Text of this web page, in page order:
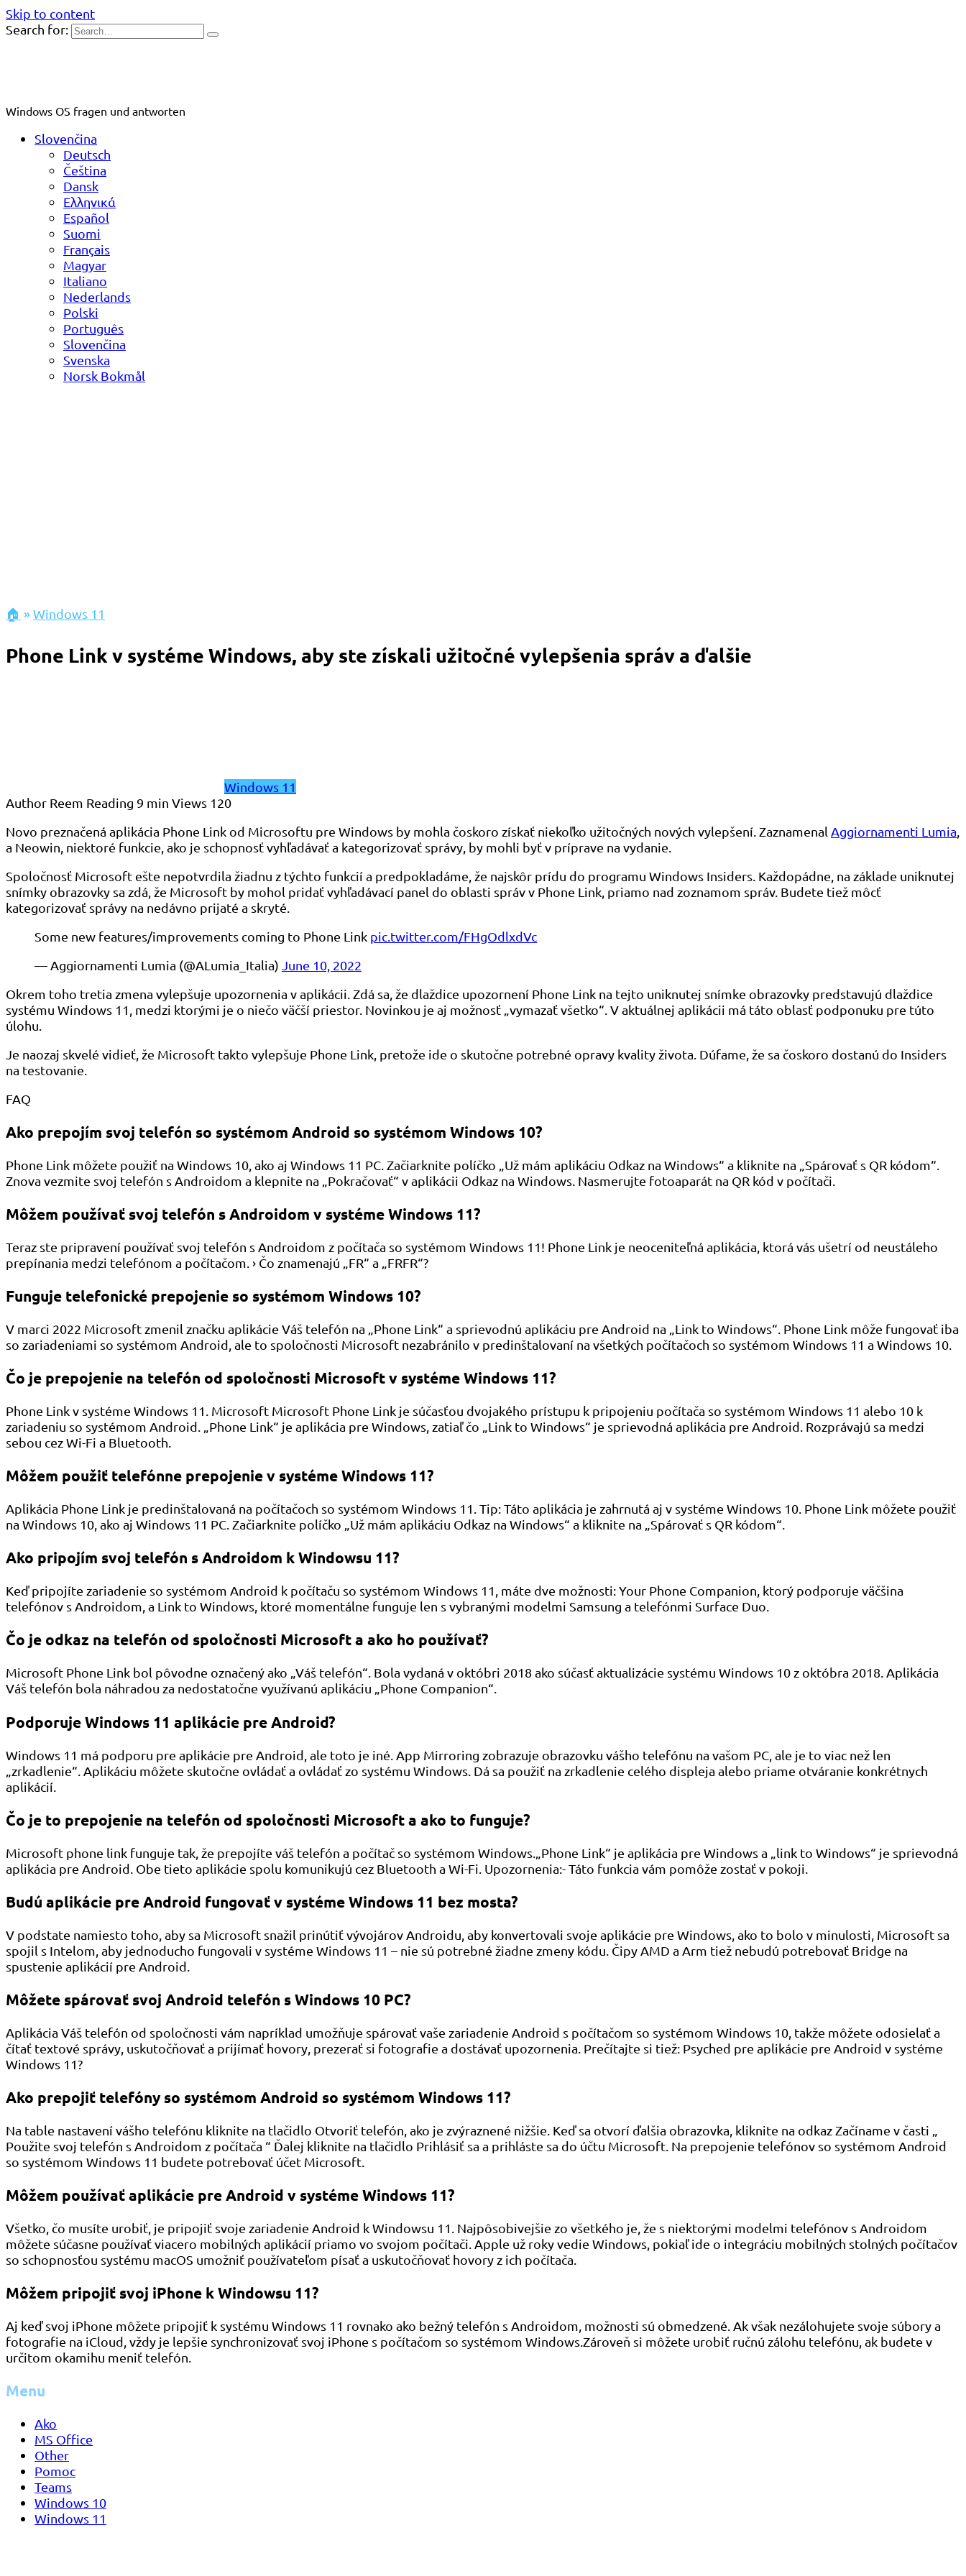
Skip to content
Search for:
Windows OS fragen und antworten
Slovenčina
Deutsch
Čeština
Dansk
Ελληνικά
Español
Suomi
Français
Magyar
Italiano
Nederlands
Polski
Português
Slovenčina
Svenska
Norsk Bokmål
🏠 »Windows 11
Phone Link v systéme Windows, aby ste získali užitočné vylepšenia správ a ďalšie
Windows 11
Author Reem Reading 9 min Views 120
Novo preznačená aplikácia Phone Link od Microsoftu pre Windows by mohla čoskoro získať niekoľko užitočných nových vylepšení. Zaznamenal Aggiornamenti Lumia
a Neowin, niektoré funkcie, ako je schopnosť vyhľadávať a kategorizovať správy, by mohli byť v príprave na vydanie.
Spoločnosť Microsoft ešte nepotvrdila žiadnu z týchto funkcií a predpokladáme, že najskôr prídu do programu Windows Insiders. Každopádne, na základe uniknutej
snímky obrazovky sa zdá, že Microsoft by mohol pridať vyhľadávací panel do oblasti správ v Phone Link, priamo nad zoznamom správ. Budete tiež môcť
kategorizovať správy na nedávno prijaté a skryté.
Some new features/improvements coming to Phone Link pic.twitter.com/FHgOdlxdVc
— Aggiornamenti Lumia (@ALumia_Italia) June 10, 2022
Okrem toho tretia zmena vylepšuje upozornenia v aplikácii. Zdá sa, že dlaždice upozornení Phone Link na tejto uniknutej snímke obrazovky predstavujú dlaždice
systému Windows 11, medzi ktorými je o niečo väčší priestor. Novinkou je aj možnosť „vymazať všetko“. V aktuálnej aplikácii má táto oblasť podponuku pre túto
úlohu.
Je naozaj skvelé vidieť, že Microsoft takto vylepšuje Phone Link, pretože ide o skutočne potrebné opravy kvality života. Dúfame, že sa čoskoro dostanú do Insiders
na testovanie.
FAQ
Ako prepojím svoj telefón so systémom Android so systémom Windows 10?
Phone Link môžete použiť na Windows 10, ako aj Windows 11 PC. Začiarknite políčko „Už mám aplikáciu Odkaz na Windows“ a kliknite na „Spárovať s QR kódom“.
Znova vezmite svoj telefón s Androidom a klepnite na „Pokračovať“ v aplikácii Odkaz na Windows. Nasmerujte fotoaparát na QR kód v počítači.
Môžem používať svoj telefón s Androidom v systéme Windows 11?
Teraz ste pripravení používať svoj telefón s Androidom z počítača so systémom Windows 11! Phone Link je neoceniteľná aplikácia, ktorá vás ušetrí od neustáleho
prepínania medzi telefónom a počítačom. › Čo znamenajú „FR“ a „FRFR“?
Funguje telefonické prepojenie so systémom Windows 10?
V marci 2022 Microsoft zmenil značku aplikácie Váš telefón na „Phone Link“ a sprievodnú aplikáciu pre Android na „Link to Windows“. Phone Link môže fungovať iba
so zariadeniami so systémom Android, ale to spoločnosti Microsoft nezabránilo v predinštalovaní na všetkých počítačoch so systémom Windows 11 a Windows 10.
Čo je prepojenie na telefón od spoločnosti Microsoft v systéme Windows 11?
Phone Link v systéme Windows 11. Microsoft Microsoft Phone Link je súčasťou dvojakého prístupu k pripojeniu počítača so systémom Windows 11 alebo 10 k
zariadeniu so systémom Android. „Phone Link“ je aplikácia pre Windows, zatiaľ čo „Link to Windows“ je sprievodná aplikácia pre Android. Rozprávajú sa medzi
sebou cez Wi-Fi a Bluetooth.
Môžem použiť telefónne prepojenie v systéme Windows 11?
Aplikácia Phone Link je predinštalovaná na počítačoch so systémom Windows 11. Tip: Táto aplikácia je zahrnutá aj v systéme Windows 10. Phone Link môžete použiť
na Windows 10, ako aj Windows 11 PC. Začiarknite políčko „Už mám aplikáciu Odkaz na Windows“ a kliknite na „Spárovať s QR kódom“.
Ako pripojím svoj telefón s Androidom k Windowsu 11?
Keď pripojíte zariadenie so systémom Android k počítaču so systémom Windows 11, máte dve možnosti: Your Phone Companion, ktorý podporuje väčšina
telefónov s Androidom, a Link to Windows, ktoré momentálne funguje len s vybranými modelmi Samsung a telefónmi Surface Duo.
Čo je odkaz na telefón od spoločnosti Microsoft a ako ho používať?
Microsoft Phone Link bol pôvodne označený ako „Váš telefón“. Bola vydaná v októbri 2018 ako súčasť aktualizácie systému Windows 10 z októbra 2018. Aplikácia
Váš telefón bola náhradou za nedostatočne využívanú aplikáciu „Phone Companion“.
Podporuje Windows 11 aplikácie pre Android?
Windows 11 má podporu pre aplikácie pre Android, ale toto je iné. App Mirroring zobrazuje obrazovku vášho telefónu na vašom PC, ale je to viac než len
„zrkadlenie“. Aplikáciu môžete skutočne ovládať a ovládať zo systému Windows. Dá sa použiť na zrkadlenie celého displeja alebo priame otváranie konkrétnych
aplikácií.
Čo je to prepojenie na telefón od spoločnosti Microsoft a ako to funguje?
Microsoft phone link funguje tak, že prepojíte váš telefón a počítač so systémom Windows.„Phone Link“ je aplikácia pre Windows a „link to Windows“ je sprievodná
aplikácia pre Android. Obe tieto aplikácie spolu komunikujú cez Bluetooth a Wi-Fi. Upozornenia:- Táto funkcia vám pomôže zostať v pokoji.
Budú aplikácie pre Android fungovať v systéme Windows 11 bez mosta?
V podstate namiesto toho, aby sa Microsoft snažil prinútiť vývojárov Androidu, aby konvertovali svoje aplikácie pre Windows, ako to bolo v minulosti, Microsoft sa
spojil s Intelom, aby jednoducho fungovali v systéme Windows 11 – nie sú potrebné žiadne zmeny kódu. Čipy AMD a Arm tiež nebudú potrebovať Bridge na
spustenie aplikácií pre Android.
Môžete spárovať svoj Android telefón s Windows 10 PC?
Aplikácia Váš telefón od spoločnosti vám napríklad umožňuje spárovať vaše zariadenie Android s počítačom so systémom Windows 10, takže môžete odosielať a
čítať textové správy, uskutočňovať a prijímať hovory, prezerať si fotografie a dostávať upozornenia. Prečítajte si tiež: Psyched pre aplikácie pre Android v systéme
Windows 11?
Ako prepojiť telefóny so systémom Android so systémom Windows 11?
Na table nastavení vášho telefónu kliknite na tlačidlo Otvoriť telefón, ako je zvýraznené nižšie. Keď sa otvorí ďalšia obrazovka, kliknite na odkaz Začíname v časti „
Použite svoj telefón s Androidom z počítača “ Ďalej kliknite na tlačidlo Prihlásiť sa a prihláste sa do účtu Microsoft. Na prepojenie telefónov so systémom Android
so systémom Windows 11 budete potrebovať účet Microsoft.
Môžem používať aplikácie pre Android v systéme Windows 11?
Všetko, čo musíte urobiť, je pripojiť svoje zariadenie Android k Windowsu 11. Najpôsobivejšie zo všetkého je, že s niektorými modelmi telefónov s Androidom
môžete súčasne používať viacero mobilných aplikácií priamo vo svojom počítači. Apple už roky vedie Windows, pokiaľ ide o integráciu mobilných stolných počítačov
so schopnosťou systému macOS umožniť používateľom písať a uskutočňovať hovory z ich počítača.
Môžem pripojiť svoj iPhone k Windowsu 11?
Aj keď svoj iPhone môžete pripojiť k systému Windows 11 rovnako ako bežný telefón s Androidom, možnosti sú obmedzené. Ak však nezálohujete svoje súbory a
fotografie na iCloud, vždy je lepšie synchronizovať svoj iPhone s počítačom so systémom Windows.Zároveň si môžete urobiť ručnú zálohu telefónu, ak budete v
určitom okamihu meniť telefón.
Menu
Ako
MS Office
Other
Pomoc
Teams
Windows 10
Windows 11